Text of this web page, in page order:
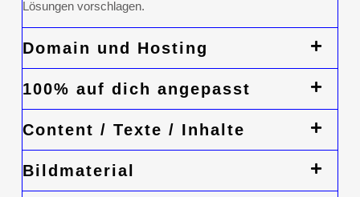
Lösungen vorschlagen.
Domain und Hosting
100% auf dich angepasst
Content / Texte / Inhalte
Bildmaterial